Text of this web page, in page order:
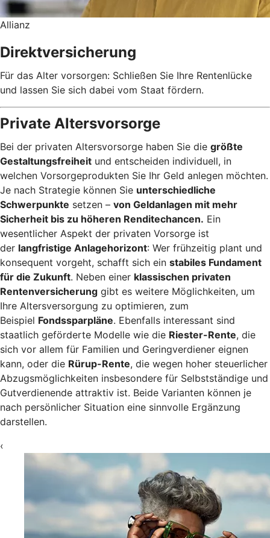
Allianz
Direktversicherung
Für das Alter vorsorgen: Schließen Sie Ihre Rentenlücke
und lassen Sie sich dabei vom Staat fördern.
Private Altersvorsorge
Bei der privaten Altersvorsorge haben Sie die größte
Gestaltungsfreiheit und entscheiden individuell, in
welchen Vorsorgeprodukten Sie Ihr Geld anlegen möchten.
Je nach Strategie können Sie unterschiedliche
Schwerpunkte setzen – von Geldanlagen mit mehr
Sicherheit bis zu höheren Renditechancen. Ein
wesentlicher Aspekt der privaten Vorsorge ist
der langfristige Anlagehorizont: Wer frühzeitig plant und
konsequent vorgeht, schafft sich ein stabiles Fundament
für die Zukunft. Neben einer klassischen privaten
Rentenversicherung gibt es weitere Möglichkeiten, um
Ihre Altersversorgung zu optimieren, zum
Beispiel Fondssparpläne. Ebenfalls interessant sind
staatlich geförderte Modelle wie die Riester-Rente, die
sich vor allem für Familien und Geringverdiener eignen
kann, oder die Rürup-Rente, die wegen hoher steuerlicher
Abzugsmöglichkeiten insbesondere für Selbstständige und
Gutverdienende attraktiv ist. Beide Varianten können je
nach persönlicher Situation eine sinnvolle Ergänzung
darstellen.
‹